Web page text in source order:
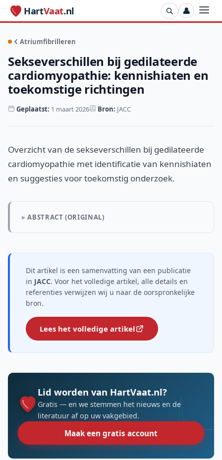
HartVaat.nl 👤
Atriumfibrilleren
Sekseverschillen bij gedilateerde
cardiomyopathie: kennishiaten en
toekomstige richtingen
Geplaatst: 1 maart 2026 Bron: JACC
Overzicht van de sekseverschillen bij gedilateerde
cardiomyopathie met identificatie van kennishiaten
en suggesties voor toekomstig onderzoek.
ABSTRACT (ORIGINAL)
Dit artikel is een samenvatting van een publicatie
in JACC. Voor het volledige artikel, alle details en
referenties verwijzen wij u naar de oorspronkelijke
bron.
Lees het volledige artikel
Lid worden van HartVaat.nl?
Gratis — en we stemmen het nieuws en de
literatuur af op uw vakgebied.
Maak een gratis account